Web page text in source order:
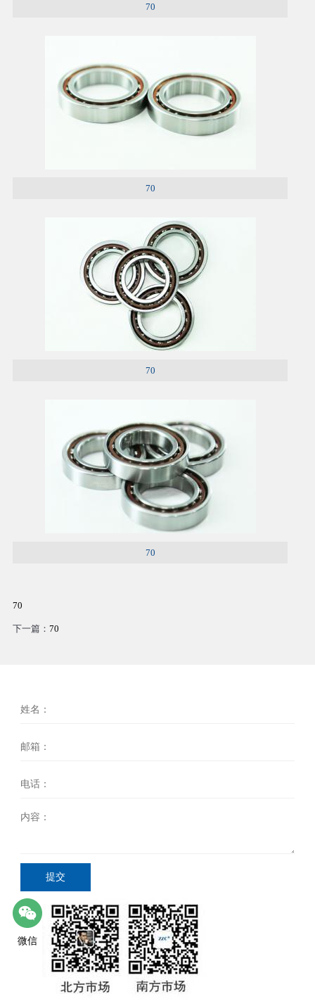
70
70
70
70
70
下一篇： 70
提交
微信